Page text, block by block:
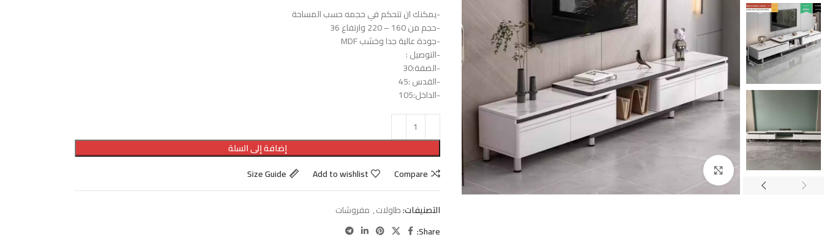
-يمكنك ان تتحكم في حجمه حسب المساحة
-حجم من 160 – 220 وارتفاع 36
-جودة عالية جدا وخشب MDF
-التوصيل :
-الضفة:30
-القدس :45
-الداخل:105
إضافة إلى السلة
Compare
Add to wishlist
Size Guide
التصنيفات:طاولات, مفروشات
Share: